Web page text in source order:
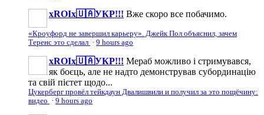
xROIx🇺🇦УКР!!! Вже скоро все побачимо.
«Кроуфорд не завершил карьеру». Джейк Пол объяснил, зачем
Теренс это сделал · 9 hours ago
xROIx🇺🇦УКР!!! Мераб можливо і стримувався,
як боєць, але не надто демонстрував субординацію
та свій пієтет щодо...
Цукерберг провёл тейкдаун Двалишвили и получил за это пощёчину:
видео · 9 hours ago